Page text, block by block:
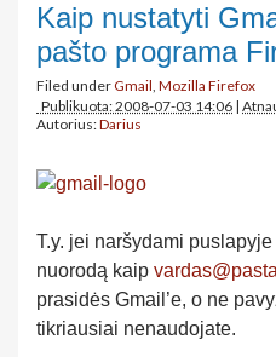
Kaip nustatyti
pašto programa
Filed underGmail, Mozilla Firefox
Publikuota: 2008-07-03 14:06 |
Autorius:Darius
T.y. jei naršydami puslapyje
nuorodą kaip
prasidės Gmail’e, o ne
tikriausiai nenaudojate.